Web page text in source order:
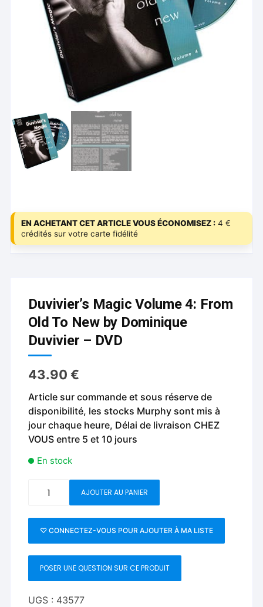
EN ACHETANT CET ARTICLE VOUS ÉCONOMISEZ : 4 €
crédités sur votre carte fidélité
Duvivier’s Magic Volume 4: From
Old To New by Dominique
Duvivier – DVD
43.90€
Article sur commande et sous réserve de
disponibilité, les stocks Murphy sont mis à
jour chaque heure, Délai de livraison CHEZ
VOUS entre 5 et 10 jours
En stock
Magic
Volume
4:
From
Old
To
AJOUTER AU PANIER
♡ CONNECTEZ-VOUS POUR AJOUTER À MA LISTE
POSER UNE QUESTION SUR CE PRODUIT
UGS : 43577